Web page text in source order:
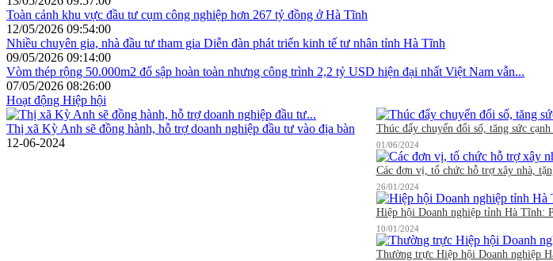
Toàn cảnh khu vực đầu tư cụm công nghiệp hơn 267 tỷ đồng ở Hà Tĩnh
12/05/2026 09:54:00
Nhiều chuyên gia, nhà đầu tư tham gia Diễn đàn phát triển kinh tế tư nhân tỉnh Hà Tĩnh
09/05/2026 09:14:00
Vòm thép rộng 50.000m2 đổ sập hoàn toàn nhưng công trình 2,2 tỷ USD hiện đại nhất Việt Nam vẫn...
07/05/2026 08:26:00
Hoạt động Hiệp hội
Thị xã Kỳ Anh sẽ đồng hành, hỗ trợ doanh nghiệp đầu tư vào địa bàn
12-06-2024
Thúc đẩy chuyển đổi số, tăng sức
01/06/2024
Các đơn vị, tổ chức hỗ trợ xây nhà,
26/01/2024
Hiệp hội Doanh nghiệp tỉnh Hà Tĩnh:
10/01/2024
Thường trực Hiệp hội Doanh nghiệp